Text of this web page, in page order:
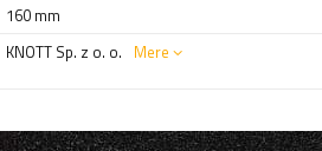
160 mm
KNOTT Sp. z o. o. Mere